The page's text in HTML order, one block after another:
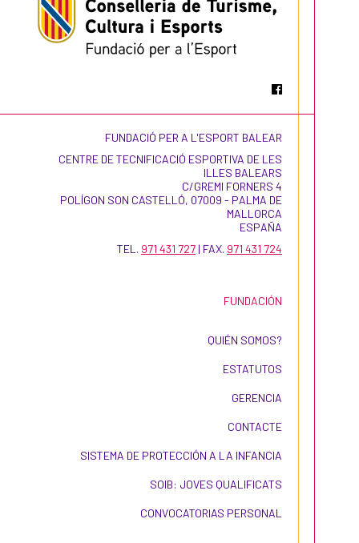
FUNDACIÓ PER A L'ESPORT BALEAR
CENTRE DE TECNIFICACIÓ ESPORTIVA DE LES
ILLES BALEARS
C/GREMI FORNERS 4
POLÍGON SON CASTELLÓ, 07009 - PALMA DE
MALLORCA
ESPAÑA
TEL. 971 431 727 | FAX. 971 431 724
FUNDACIÓN
QUIÉN SOMOS?
ESTATUTOS
GERENCIA
CONTACTE
SISTEMA DE PROTECCIÓN A LA INFANCIA
SOIB: JOVES QUALIFICATS
CONVOCATORIAS PERSONAL